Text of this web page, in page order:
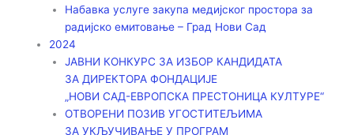
Набавка услуге закупа медијског простора за
радијско емитовање – Град Нови Сад
2024
ЈАВНИ КОНКУРС ЗА ИЗБОР КАНДИДАТА
ЗА ДИРЕКТОРА ФОНДАЦИЈЕ
„НОВИ САД-ЕВРОПСКА ПРЕСТОНИЦА КУЛТУРЕ“
ОТВОРЕНИ ПОЗИВ УГОСТИТЕЉИМА
ЗА УКЉУЧИВАЊЕ У ПРОГРАМ